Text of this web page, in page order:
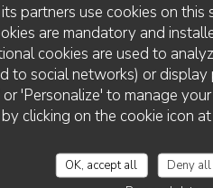
partners use cookies on
are mandatory and
cookies are used to
to social networks) or
'Personalize' to manage
clicking on the cookie icon
OK, accept all Deny
Service:
L'AILE ET